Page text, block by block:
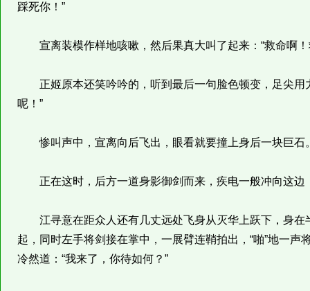
踩死你！”
宣离装模作样地咳嗽，然后果真大叫了起来：“救命啊
正姬原本还笑吟吟的，听到最后一句脸色顿变，足尖用
呢！”
惨叫声中，宣离向后飞出，眼看就要撞上身后一块巨石
正在这时，后方一道身影御剑而来，疾电一般冲向这边
江寻意在距众人还有几丈远处飞身从灭华上跃下，身在
起，同时左手将剑接在掌中，一展臂连鞘拍出，“啪”地一
冷然道：“我来了，你待如何？”